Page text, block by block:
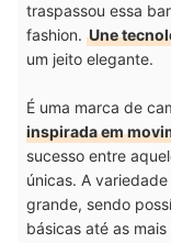
traspassou essa
fashion. Une
um jeito elegante.
É uma marca de
inspirada em
sucesso entre
únicas. A
grande, sendo
básicas até as mais